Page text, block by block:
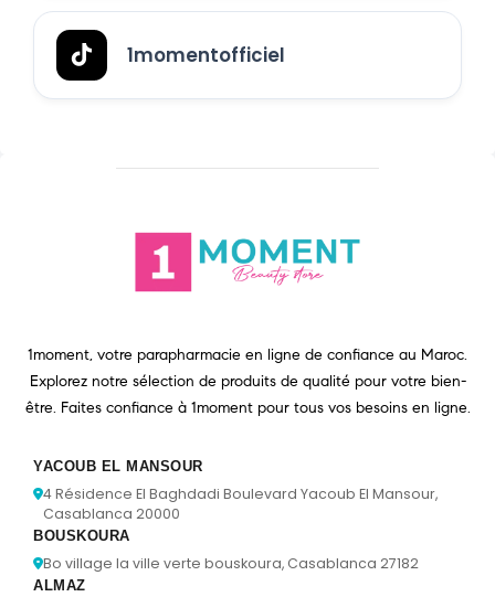
1momentofficiel
1moment, votre parapharmacie en ligne de confiance au Maroc.
Explorez notre sélection de produits de qualité pour votre bien-
être. Faites confiance à 1moment pour tous vos besoins en ligne.
YACOUB EL MANSOUR
4 Résidence El Baghdadi Boulevard Yacoub El Mansour,
Casablanca 20000
BOUSKOURA
Bo village la ville verte bouskoura, Casablanca 27182
ALMAZ